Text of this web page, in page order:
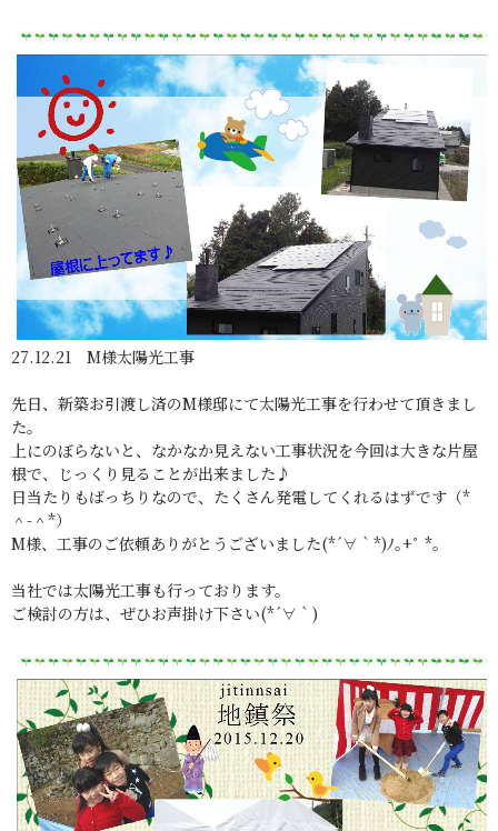
27.12.21 M様太陽光工事
先日、新築お引渡し済のM様邸にて太陽光工事を行わせて頂きまし
た。
上にのぼらないと、なかなか見えない工事状況を今回は大きな片屋
根で、じっくり見ることが出来ました♪
日当たりもばっちりなので、たくさん発電してくれるはずです（*
＾-＾*）
M様、工事のご依頼ありがとうございました(*´∀｀*)ﾉ｡+ﾟ *｡
当社では太陽光工事も行っております。
ご検討の方は、ぜひお声掛け下さい(*´∀｀)